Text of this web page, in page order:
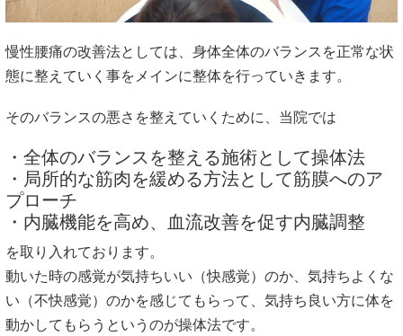
慢性腰痛の改善法としては、身体全体のバランスを正常な状
態に整えていく事をメインに整体を行っていきます。
そのバランスの悪さを整えていくために、当院では
・全体のバランスを整える施術として操体法
・局所的な筋肉を緩める方法として筋膜へのア
プローチ
・内臓機能を高め、血流改善を促す内臓調整
を取り入れております。
動いた時の感覚が気持ちいい（快感覚）のか、気持ちよくな
い（不快感覚）のかを感じてもらって、気持ち良い方に体を
動かしてもらうというのが操体法です。